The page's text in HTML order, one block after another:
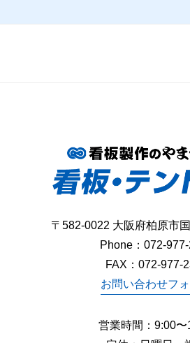
〒582-0022 大阪府柏原市
Phone： 072-
FAX：072-977-
お問い合わせフ
営業時間：9:00〜